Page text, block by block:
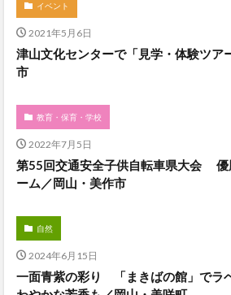
イベント
2021年5月6日
津山文化センターで「見学・体験ツア
市
教育・保育・学校
2022年7月5日
第55回交通安全子供自転車県大会 優
ーム／岡山・美作市
自然
2024年6月15日
一面青紫の彩り 「まきばの館」でラ